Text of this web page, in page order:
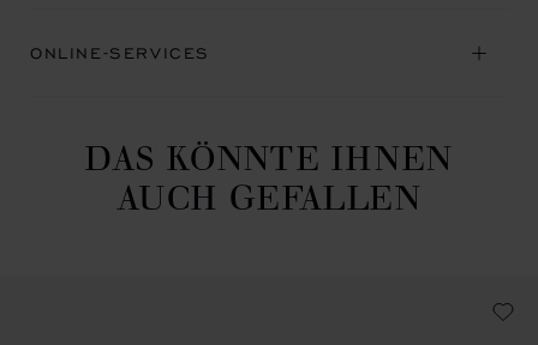
ONLINE-SERVICES
DAS KÖNNTE IHNEN
AUCH GEFALLEN